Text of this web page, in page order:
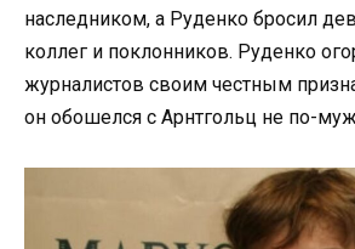
наследником, а Руденко бросил
коллег и поклонников. Руденко
журналистов своим честным
он обошелся с Арнтгольц не по-